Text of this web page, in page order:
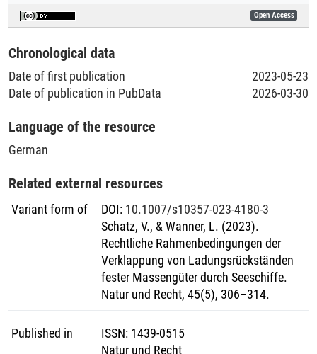
Open Access
Chronological data
Date of first publication
2023-05-23
Date of publication in PubData
2026-03-30
Language of the resource
German
Related external resources
Variant form of DOI: 10.1007/s10357-023-4180-3
Schatz, V., & Wanner, L. (2023).
Rechtliche Rahmenbedingungen der
Verklappung von Ladungsrückständen
fester Massengüter durch Seeschiffe.
Natur und Recht, 45(5), 306–314.
Published in ISSN: 1439-0515
Natur und Recht